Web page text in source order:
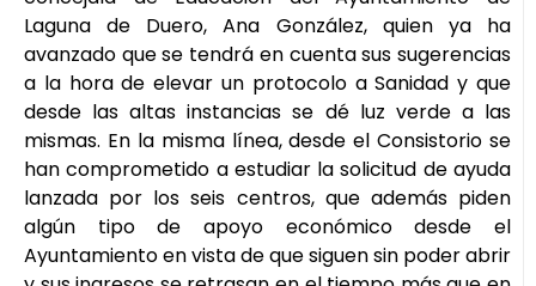
Laguna de Duero, Ana González, quien ya ha
avanzado que se tendrá en cuenta sus sugerencias
a la hora de elevar un protocolo a Sanidad y que
desde las altas instancias se dé luz verde a las
mismas. En la misma línea, desde el Consistorio se
han comprometido a estudiar la solicitud de ayuda
lanzada por los seis centros, que además piden
algún tipo de apoyo económico desde el
Ayuntamiento en vista de que siguen sin poder abrir